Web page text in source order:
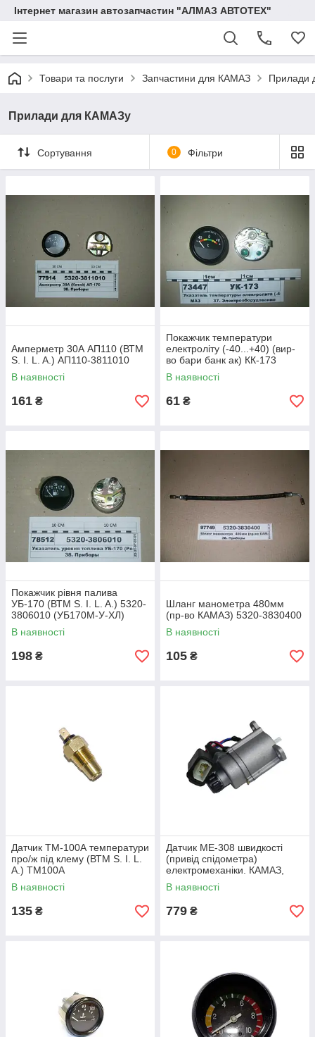
Інтернет магазин автозапчастин "АЛМАЗ АВТОТЕХ"
Товари та послуги Запчастини для КАМАЗ Прилади
Прилади для КАМАЗу
Сортування 0 Фільтри
Амперметр 30А АП110 (ВТМ
S. I. L. A.) АП110-3811010
В наявності
161 ₴
Покажчик температури
електроліту (-40...+40) (вир-
во бари банк ак) КК-173
В наявності
61 ₴
Покажчик рівня палива
УБ-170 (ВТМ S. I. L. A.) 5320-
3806010 (УБ170М-У-ХЛ)
В наявності
198 ₴
Шланг манометра 480мм
(пр-во КАМАЗ) 5320-3830400
В наявності
105 ₴
Датчик ТМ-100А температури
про/ж під клему (ВТМ S. I. L.
A.) ТМ100А
В наявності
135 ₴
Датчик МЕ-308 швидкості
(привід спідометра)
електромеханіки. КАМАЗ,
МАЗ 5335, КрАЗ-250 (S.I.L.A.
AC) МЭ308
В наявності
779 ₴